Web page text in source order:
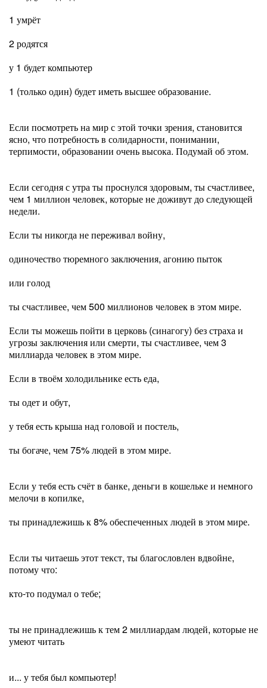
1 умрёт
2 родятся
у 1 будет компьютер
1 (только один) будет иметь высшее образование.
Если посмотреть на мир с этой точки зрения, становится
ясно, что потребность в солидарности, понимании,
терпимости, образовании очень высока. Подумай об этом.
Если сегодня с утра ты проснулся здоровым, ты счастливее,
чем 1 миллион человек, которые не доживут до следующей
недели.
Если ты никогда не переживал войну,
одиночество тюремного заключения, агонию пыток
или голод
ты счастливее, чем 500 миллионов человек в этом мире.
Если ты можешь пойти в церковь (синагогу) без страха и
угрозы заключения или смерти, ты счастливее, чем 3
миллиарда человек в этом мире.
Если в твоём холодильнике есть еда,
ты одет и обут,
у тебя есть крыша над головой и постель,
ты богаче, чем 75% людей в этом мире.
Если у тебя есть счёт в банке, деньги в кошельке и немного
мелочи в копилке,
ты принадлежишь к 8% обеспеченных людей в этом мире.
Если ты читаешь этот текст, ты благословлен вдвойне,
потому что:
кто-то подумал о тебе;
ты не принадлежишь к тем 2 миллиардам людей, которые не
умеют читать
и... у тебя был компьютер!